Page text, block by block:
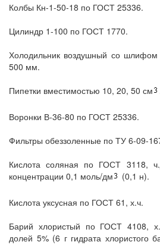
Колбы Кн-1-50-18 по ГОСТ 25336.
Цилиндр 1-100 по ГОСТ 1770.
Холодильник воздушный со
500 мм.
Пипетки вместимостью 10, 20, 50 см
Воронки В-36-80 по ГОСТ 25336.
Фильтры обеззоленные по ТУ 6-09-
Кислота соляная по ГОСТ 3118,
концентрации 0,1 моль/дм
(0,1 н).
Кислота уксусная по ГОСТ 61, х.ч.
Барий хлористый по ГОСТ 4108,
долей 5% (6 г гидрата хлористого